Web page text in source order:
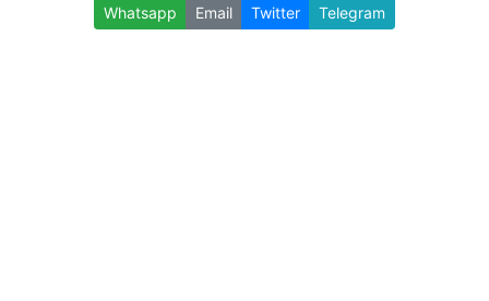
Whatsapp Email Twitter Telegram